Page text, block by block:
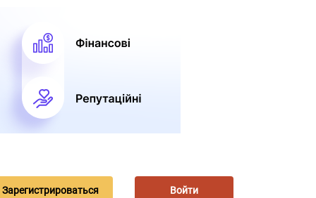
Зарегистрироваться Войти